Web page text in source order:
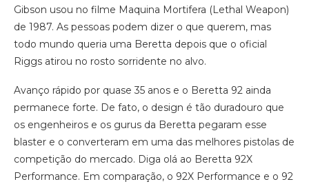
Gibson usou no filme Maquina Mortifera (Lethal Weapon)
de 1987. As pessoas podem dizer o que querem, mas
todo mundo queria uma Beretta depois que o oficial
Riggs atirou no rosto sorridente no alvo.
Avanço rápido por quase 35 anos e o Beretta 92 ainda
permanece forte. De fato, o design é tão duradouro que
os engenheiros e os gurus da Beretta pegaram esse
blaster e o converteram em uma das melhores pistolas de
competição do mercado. Diga olá ao Beretta 92X
Performance. Em comparação, o 92X Performance e o 92